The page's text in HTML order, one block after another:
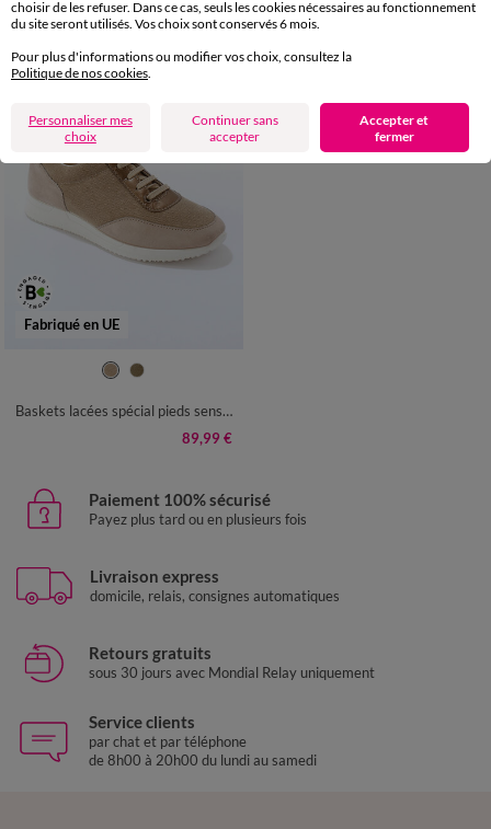
89,99 € 65,99 €
Fabriqué en UE
38 39 40
Baskets lacées spécial pieds sensibles, en tissu souple
89,99 €
Paiement 100% sécurisé
Payez plus tard ou en plusieurs fois
Livraison express
domicile, relais, consignes automatiques
Retours gratuits
sous 30 jours avec Mondial Relay uniquement
Service clients
par chat et par téléphone
de 8h00 à 20h00 du lundi au samedi
choisir de les refuser. Dans ce cas, seuls les cookies nécessaires au fonctionnement
du site seront utilisés. Vos choix sont conservés 6 mois.
Pour plus d'informations ou modifier vos choix, consultez la
Politique de nos cookies.
Personnaliser mes
choix
Continuer sans
accepter
Accepter et
fermer